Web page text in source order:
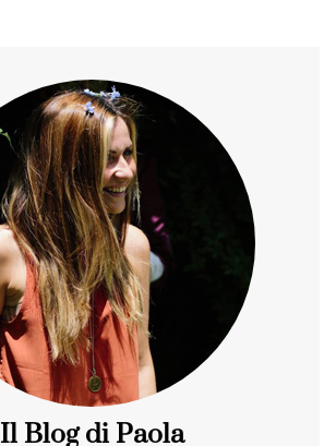
Il Blog di Paola